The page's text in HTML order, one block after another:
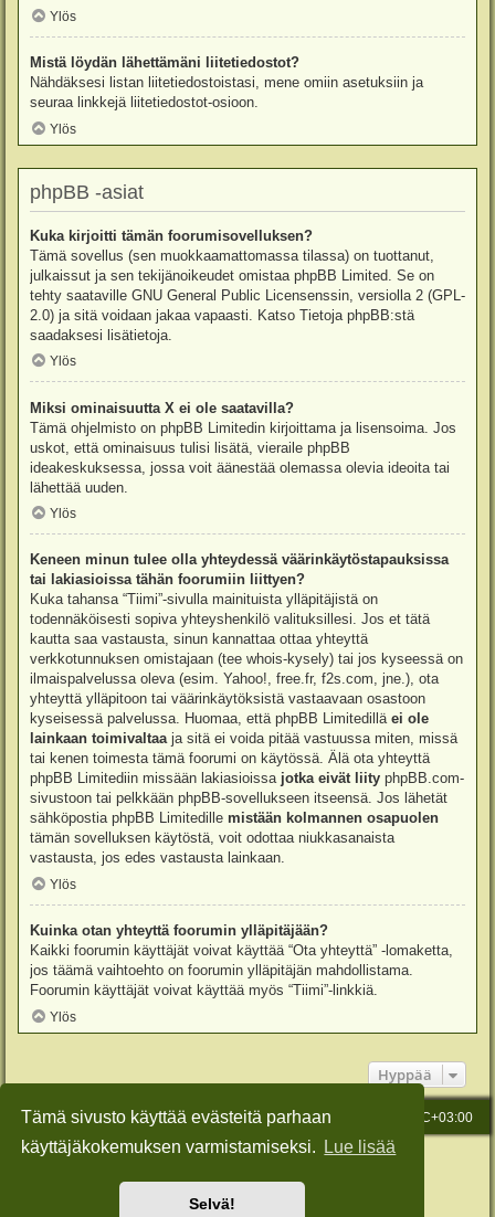
Tämä sivusto käyttää evästeitä parhaan
käyttäjäkokemuksen varmistamiseksi.
Lue lisää
Selvä!
Ylös
Mistä löydän lähettämäni liitetiedostot?
Nähdäksesi listan liitetiedostoistasi, mene omiin asetuksiin ja
seuraa linkkejä liitetiedostot-osioon.
Ylös
phpBB -asiat
Kuka kirjoitti tämän foorumisovelluksen?
Tämä sovellus (sen muokkaamattomassa tilassa) on tuottanut,
julkaissut ja sen tekijänoikeudet omistaa phpBB Limited . Se on
tehty saataville GNU General Public Licensenssin, versiolla 2 (GPL-
2.0) ja sitä voidaan jakaa vapaasti. Katso Tietoja phpBB:stä
saadaksesi lisätietoja.
Ylös
Miksi ominaisuutta X ei ole saatavilla?
Tämä ohjelmisto on phpBB Limitedin kirjoittama ja lisensoima. Jos
uskot, että ominaisuus tulisi lisätä, vieraile phpBB
ideakeskuksessa , jossa voit äänestää olemassa olevia ideoita tai
lähettää uuden.
Ylös
Keneen minun tulee olla yhteydessä väärinkäytöstapauksissa
tai lakiasioissa tähän foorumiin liittyen?
Kuka tahansa “Tiimi”-sivulla mainituista ylläpitäjistä on
todennäköisesti sopiva yhteyshenkilö valituksillesi. Jos et tätä
kautta saa vastausta, sinun kannattaa ottaa yhteyttä
verkkotunnuksen omistajaan (tee whois-kysely) tai jos kyseessä on
ilmaispalvelussa oleva (esim. Yahoo!, free.fr, f2s.com, jne.), ota
yhteyttä ylläpitoon tai väärinkäytöksistä vastaavaan osastoon
kyseisessä palvelussa. Huomaa, että phpBB Limitedillä ei ole
lainkaan toimivaltaaja sitä ei voida pitää vastuussa miten, missä
tai kenen toimesta tämä foorumi on käytössä. Älä ota yhteyttä
phpBB Limitediin missään lakiasioissa jotka eivät liity phpBB.com-
sivustoon tai pelkkään phpBB-sovellukseen itseensä. Jos lähetät
sähköpostia phpBB Limitedille mistään kolmannen osapuolen
tämän sovelluksen käytöstä, voit odottaa niukkasanaista
vastausta, jos edes vastausta lainkaan.
Ylös
Kuinka otan yhteyttä foorumin ylläpitäjään?
Kaikki foorumin käyttäjät voivat käyttää “Ota yhteyttä” -lomaketta,
jos täämä vaihtoehto on foorumin ylläpitäjän mahdollistama.
Foorumin käyttäjät voivat käyttää myös “Tiimi”-linkkiä.
Ylös
Hyppää
Etusivu Kaikki ajat ovat UTC+03:00
Viesti Ylläpidolle
Keskustelufoorumin ohjelmistophpBB® Forum Software © phpBB Limited